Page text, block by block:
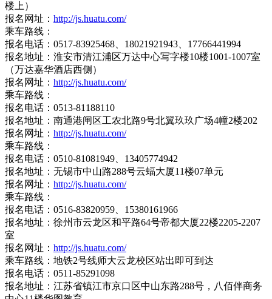
楼上）
报名网址： http://js.huatu.com/
乘车路线：
报名电话：0517-83925468、18021921943、17766441994
报名地址：淮安市清江浦区万达中心写字楼10楼1001-1007室
（万达嘉华酒店西侧）
报名网址： http://js.huatu.com/
乘车路线：
报名电话：0513-81188110
报名地址：南通港闸区工农北路9号北翼玖玖广场4幢2楼202
报名网址： http://js.huatu.com/
乘车路线：
报名电话：0510-81081949、13405774942
报名地址：无锡市中山路288号云蝠大厦11楼07单元
报名网址： http://js.huatu.com/
乘车路线：
报名电话：0516-83820959、15380161966
报名地址：徐州市云龙区和平路64号帝都大厦22楼2205-2207
室
报名网址： http://js.huatu.com/
乘车路线：地铁2号线师大云龙校区站出即可到达
报名电话：0511-85291098
报名地址：江苏省镇江市京口区中山东路288号，八佰伴商务